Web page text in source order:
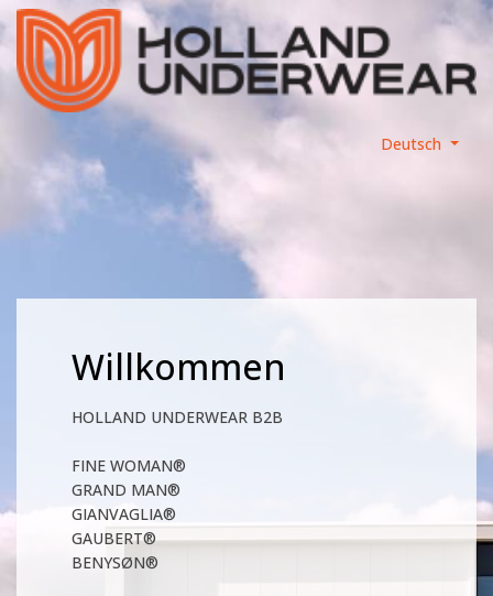
Deutsch
Willkommen
HOLLAND UNDERWEAR B2B
FINE WOMAN®
GRAND MAN®
GIANVAGLIA®
GAUBERT®
BENYSØN®